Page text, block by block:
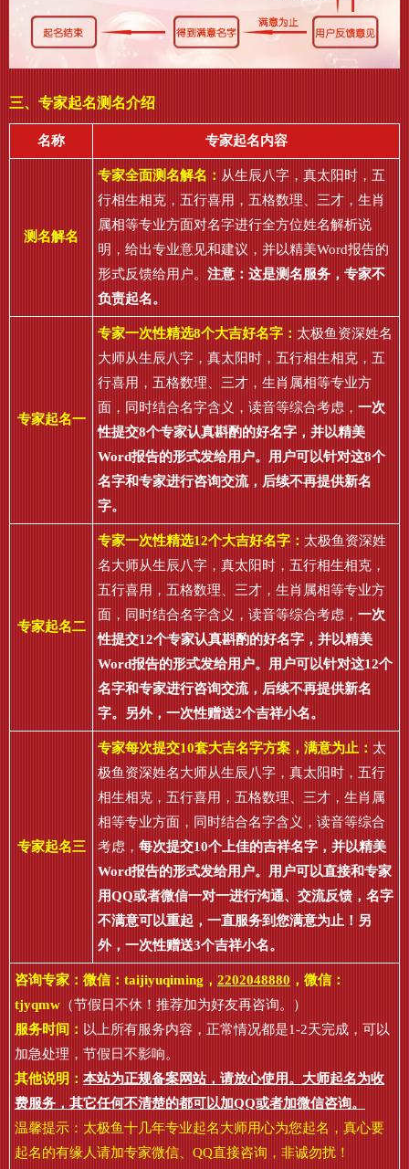
三、专家起名测名介绍
名称 专家起名内容
测名解名
专家全面测名解名： 从生辰八字，真太阳时，五
行相生相克，五行喜用，五格数理、三才，生肖
属相等专业方面对名字进行全方位姓名解析说
明，给出专业意见和建议，并以精美Word报告的
形式反馈给用户。 注意：这是测名服务，专家不
负责起名。
专家起名一
专家一次性精选8个大吉好名字： 太极鱼资深姓名
大师从生辰八字，真太阳时，五行相生相克，五
行喜用，五格数理、三才，生肖属相等专业方
面，同时结合名字含义，读音等综合考虑， 一次
性提交8个专家认真斟酌的好名字，并以精美
Word报告的形式发给用户。用户可以针对这8个
名字和专家进行咨询交流，后续不再提供新名
字。
专家起名二
专家一次性精选12个大吉好名字： 太极鱼资深姓
名大师从生辰八字，真太阳时，五行相生相克，
五行喜用，五格数理、三才，生肖属相等专业方
面，同时结合名字含义，读音等综合考虑， 一次
性提交12个专家认真斟酌的好名字，并以精美
Word报告的形式发给用户。用户可以针对这12个
名字和专家进行咨询交流，后续不再提供新名
字。另外，一次性赠送2个吉祥小名。
专家起名三
专家每次提交10套大吉名字方案，满意为止： 太
极鱼资深姓名大师从生辰八字，真太阳时，五行
相生相克，五行喜用，五格数理、三才，生肖属
相等专业方面，同时结合名字含义，读音等综合
考虑， 每次提交10个上佳的吉祥名字，并以精美
Word报告的形式发给用户。用户可以直接和专家
用QQ或者微信一对一进行沟通、交流反馈，名字
不满意可以重起，一直服务到您满意为止！另
外，一次性赠送3个吉祥小名。
咨询专家：微信： taijiyuqiming ， 2202048880 ，微信：
tjyqmw （节假日不休！推荐加为好友再咨询。）
服务时间： 以上所有服务内容，正常情况都是1-2天完成，可以
加急处理，节假日不影响。
其他说明： 本站为正规备案网站，请放心使用。大师起名为收
费服务，其它任何不清楚的都可以加QQ或者加微信咨询。
温馨提示：太极鱼十几年专业起名大师用心为您起名，真心要
起名的有缘人请加专家微信、QQ直接咨询，非诚勿扰！